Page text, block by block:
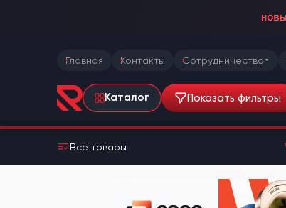
Главная Контакты Сотрудничество
Каталог Показать фильтры
Все товары